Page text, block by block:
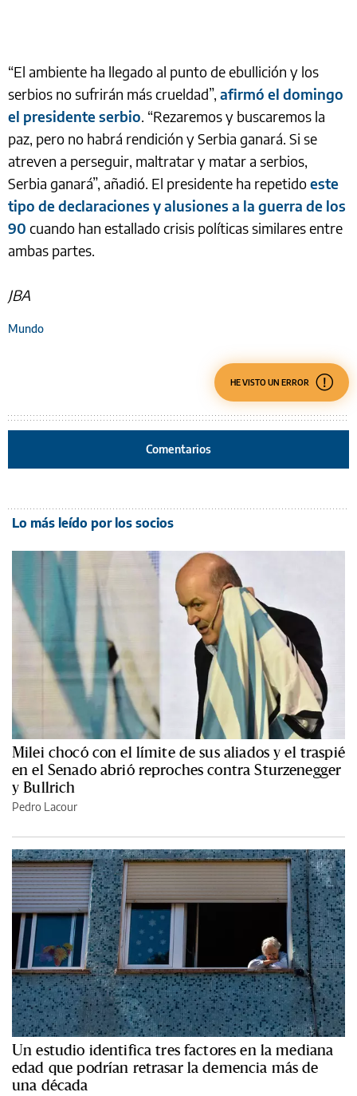
“El ambiente ha llegado al punto de ebullición y los
serbios no sufrirán más crueldad”, afirmó el domingo
el presidente serbio. “Rezaremos y buscaremos la
paz, pero no habrá rendición y Serbia ganará. Si se
atreven a perseguir, maltratar y matar a serbios,
Serbia ganará”, añadió. El presidente ha repetidoeste
tipo de declaraciones y alusiones a la guerra de los
90 cuando han estallado crisis políticas similares entre
ambas partes.
JBA
Mundo
HE VISTO UN ERROR
Comentarios
Lo más leído por los socios
Milei chocó con el límite de sus aliados y el traspié
en el Senado abrió reproches contra Sturzenegger
y Bullrich
Pedro Lacour
Un estudio identifica tres factores en la mediana
edad que podrían retrasar la demencia más de
una década